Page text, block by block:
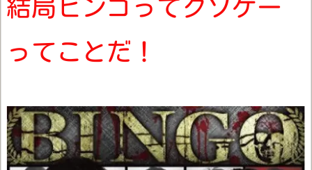
結局ビンゴってクソゲー
ってことだ！